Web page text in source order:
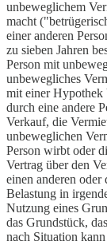
unbeweglichem
macht
einer anderen
zu sieben Jahren
Person mit
unbewegliches
mit einer Hypothek
durch eine andere
Verkauf, die
unbeweglichen
Person wirbt oder
Vertrag über den
einen anderen oder
Belastung in
Nutzung eines
das Grundstück,
nach Situation